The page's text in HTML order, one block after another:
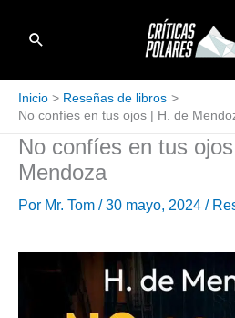
Buscar
Inicio
Reseñas de libros
No confíes en tus ojos | H. de
No confíes en tus
Mendoza
Por Mr. Tom /30 mayo, 2024 /